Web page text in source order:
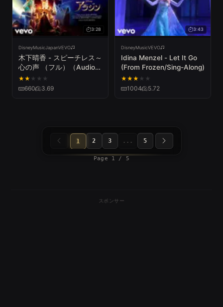
3:28
DisneyMusicJapanVEVO
木下晴香 - スピーチレス～
心の声 （フル）（Audio
Only）（From『アラジ
ン』）
★★ ★ ★ ★
660 3.69
3:43
DisneyMusicVEVO
Idina Menzel - Let It Go
(From Frozen/Sing-Along)
★★★ ★ ★
1004 5.72
1 2 3 ... 5
Page 1 / 5
スポンサー